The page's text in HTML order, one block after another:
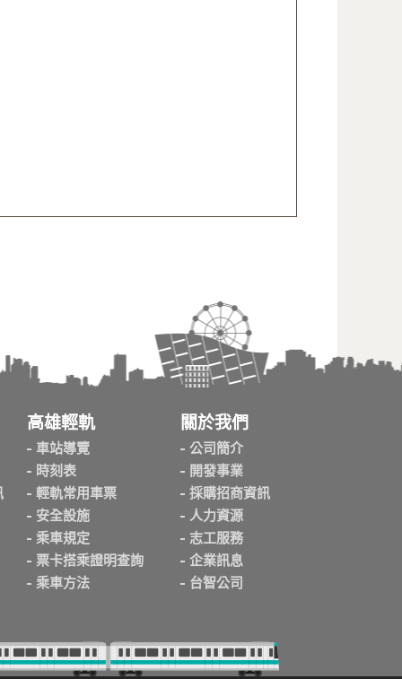
高雄輕軌
車站導覽
時刻表
輕軌常用車票
安全設施
乘車規定
票卡搭乘證明查詢
乘車方法
關於我們
公司簡介
開發事業
採購招商資訊
人力資源
志工服務
企業訊息
台智公司